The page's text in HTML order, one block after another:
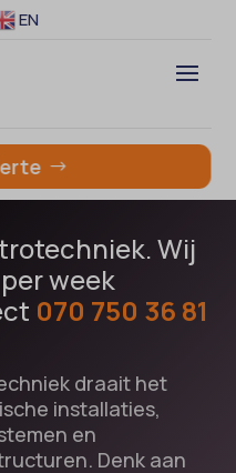
EN
Wij
week
070 750 36 81
draait het
installaties,
en
Denk aan